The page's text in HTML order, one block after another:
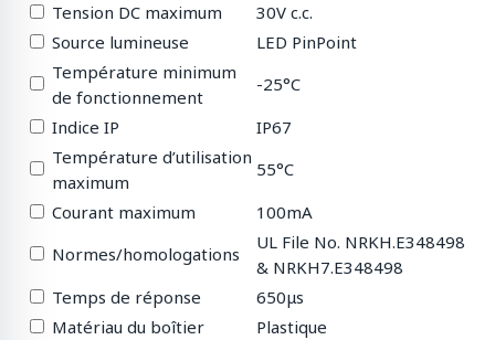
Tension DC maximum
30V c.c.
Source lumineuse
LED PinPoint
Température minimum
de fonctionnement
-25°C
Indice IP
IP67
Température d’utilisation
maximum
55°C
Courant maximum
100mA
Normes/homologations
UL File No. NRKH.E348498
& NRKH7.E348498
Temps de réponse
650μs
Matériau du boîtier
Plastique